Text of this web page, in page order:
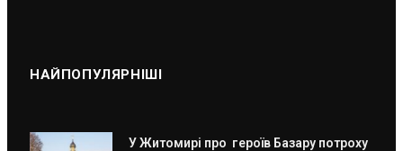
НАЙПОПУЛЯРНІШІ
У Житомирі про героїв Базару потроху